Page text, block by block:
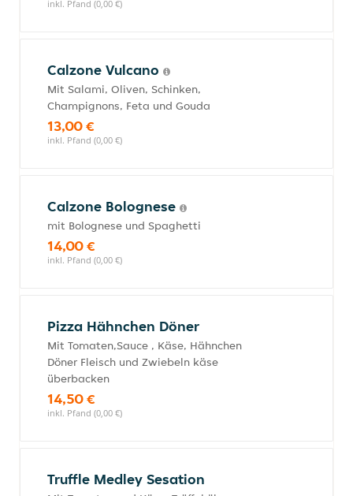
inkl. Pfand (0,00 €)
Calzone Vulcano
Mit Salami, Oliven, Schinken,
Champignons, Feta und Gouda
13,00 €
inkl. Pfand (0,00 €)
Calzone Bolognese
mit Bolognese und Spaghetti
14,00 €
inkl. Pfand (0,00 €)
Pizza Hähnchen Döner
Mit Tomaten,Sauce , Käse, Hähnchen
Döner Fleisch und Zwiebeln käse
überbacken
14,50 €
inkl. Pfand (0,00 €)
Truffle Medley Sesation